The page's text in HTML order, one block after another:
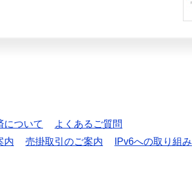
について
よくあるご質問
内 売掛取引のご案内
IPv6への取り組み